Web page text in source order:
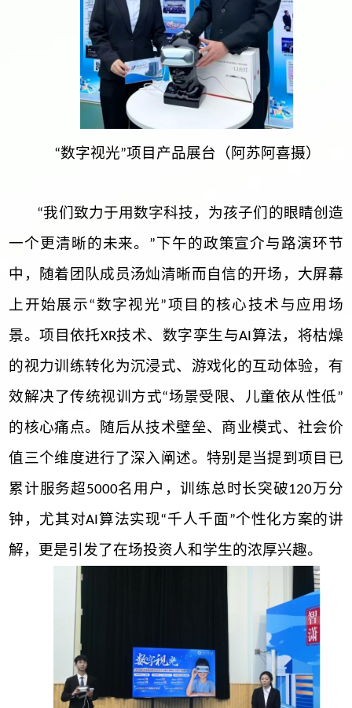
“数字视光”项目产品展台（阿苏阿喜摄）
“我们致力于用数字科技，为孩子们的眼睛创造
一个更清晰的未来。 ”下午的政策宣介与路演环节
中，随着团队成员汤灿清晰而自信的开场，大屏幕
上开始展示“ 数字视光”项目的核心技术与应用场
景。项目依托XR技术、数字孪生与AI算法，将枯燥
的视力训练转化为沉浸式、游戏化的互动体验，有
效解决了传统视训方式“场景受限、儿童依从性低”
的核心痛点。 随后从技术壁垒、商业模式、社会价
值三个维度进行了深入阐述。特别是当提到项目已
累计服务超5000名用户，训练总时长突破120万分
钟， 尤其对AI算法实现“千人千面”个性化方案的讲
解，更是引发了在场投资人和学生的浓厚兴趣。